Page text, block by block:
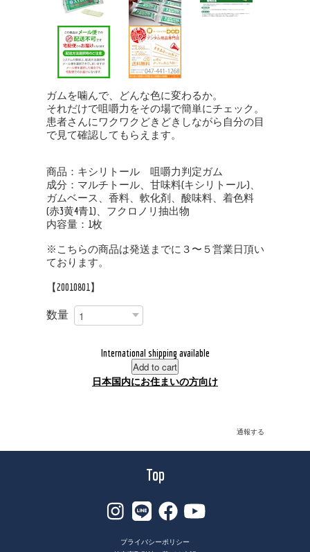
ガムを噛んで、どんな色に変わるか。
それだけで咀嚼力をその場で簡単にチェック。
患者さんにワクワクどきどきしながら自分の目
で見て確認してもらえます。
商品：キシリトール 咀嚼力判定ガム
成分：マルチトール、甘味料(キシリトール)、
ガムベース、香料、軟化剤、酸味料、着色料
(赤3黄4青1)、フクロノリ抽出物
内容量：1枚
※こちらの商品は発送までに３〜５営業日頂い
ております。
【20010801】
数量
International shipping available
Add to cart
日本国内にお住まいの方向け
通報する
Top
プライバシーポリシー